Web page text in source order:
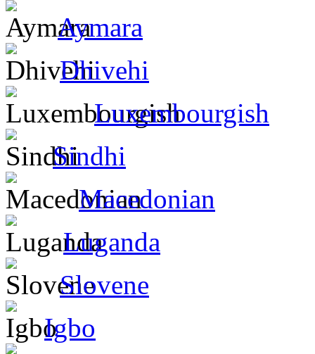
Aymara
Dhivehi
Luxembourgish
Sindhi
Macedonian
Luganda
Slovene
Igbo